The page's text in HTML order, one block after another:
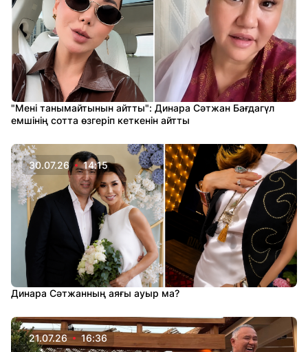
"Мені танымайтынын айтты": Динара Сәтжан Бағдагүл
емшінің сотта өзгеріп кеткенін айтты
30.07.26 14:15
Динара Сәтжанның аяғы ауыр ма?
21.07.26 16:36